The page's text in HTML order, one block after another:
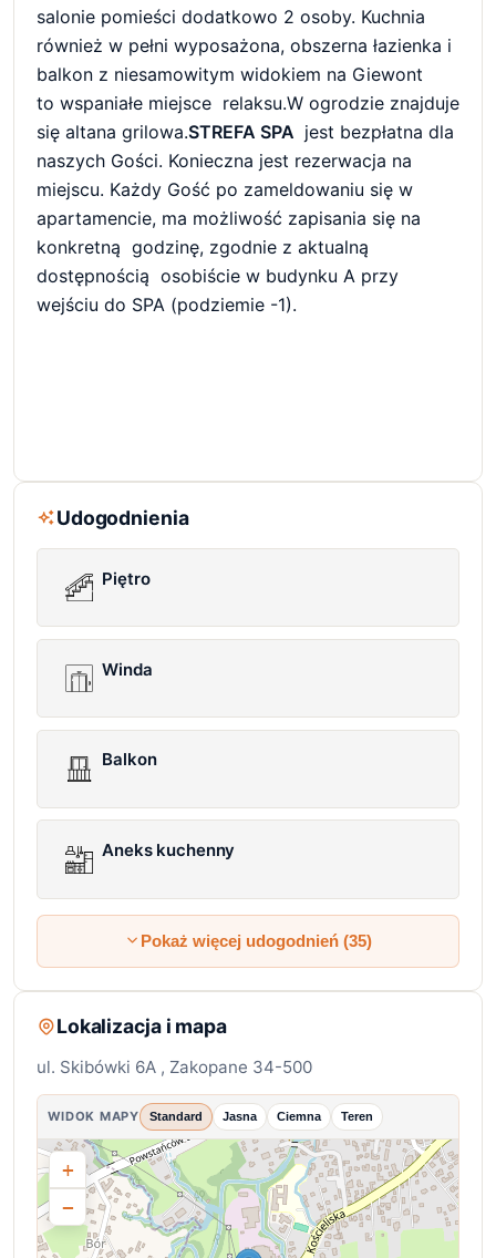
Lokalizacja i mapa
ul. Skibówki 6A , Zakopane 34-500
WIDOK MAPY Standard Jasna Ciemna Teren
+
−
salonie pomieści dodatkowo 2 osoby. Kuchnia
również w pełni wyposażona, obszerna łazienka i
balkon z niesamowitym widokiem na Giewont
to wspaniałe miejsce relaksu.W ogrodzie znajduje
się altana grilowa.STREFA SPA jest bezpłatna dla
naszych Gości. Konieczna jest rezerwacja na
miejscu. Każdy Gość po zameldowaniu się w
apartamencie, ma możliwość zapisania się na
konkretną godzinę, zgodnie z aktualną
dostępnością osobiście w budynku A przy
wejściu do SPA (podziemie -1).
Udogodnienia
Piętro
Winda
Balkon
Aneks kuchenny
Pokaż więcej udogodnień (35)